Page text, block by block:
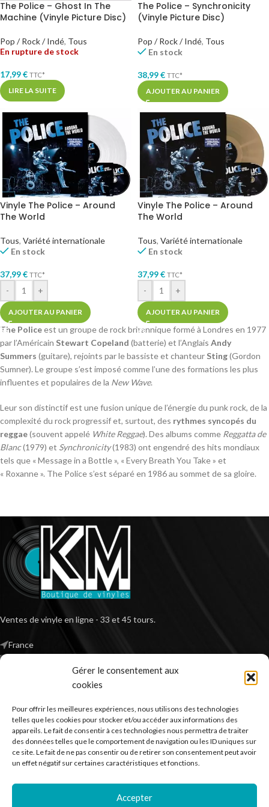
Gérer le consentement aux
cookies
Pour offrir les meilleures expériences, nous utilisons des technologies
telles que les cookies pour stocker et/ou accéder aux informations des
appareils. Le fait de consentir à ces technologies nous permettra de traiter
des données telles que le comportement de navigation ou les ID uniques sur
ce site. Le fait de ne pas consentir ou de retirer son consentement peut avoir
un effet négatif sur certaines caractéristiques et fonctions.
Accepter
The Police – Ghost In The
Machine (Vinyle Picture Disc)
Pop / Rock / Indé, Tous
En rupture de stock
17,99€ TTC*
LIRE LA SUITE
The Police – Synchronicity
(Vinyle Picture Disc)
Pop / Rock / Indé, Tous
En stock
38,99€ TTC*
AJOUTER AU PANIER
Vinyle The Police – Around
The World
Tous, Variété internationale
En stock
37,99€ TTC*
- +
AJOUTER AU PANIER
Vinyle The Police – Around
The World
Tous, Variété internationale
En stock
37,99€ TTC*
- +
AJOUTER AU PANIER
The Policeest un groupe de rock britannique formé à Londres en 1977
par l’Américain Stewart Copeland (batterie) et l’Anglais Andy
Summers (guitare), rejoints par le bassiste et chanteur Sting(Gordon
Sumner). Le groupe s’est imposé comme l’une des formations les plus
influentes et populaires de la New Wave.
Leur son distinctif est une fusion unique de l’énergie du punk rock, de la
complexité du rock progressif et, surtout, des rythmes syncopés du
reggae(souvent appelé White Reggae). Des albums comme Reggatta de
Blanc(1979) et Synchronicity(1983) ont engendré des hits mondiaux
tels que « Message in a Bottle », « Every Breath You Take » et
« Roxanne ». The Police s’est séparé en 1986 au sommet de sa gloire.
Ventes de vinyle en ligne - 33 et 45 tours.
France
*TVA non applicable – article 293 B du CGI
RECHERCHER DES PRODUITS
NOS SERVICES